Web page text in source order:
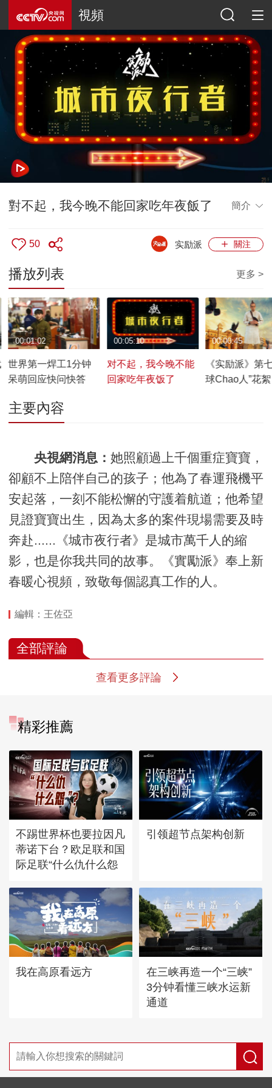
視頻
對不起，我今晚不能回家吃年夜飯了 簡介
50 關注
实励派
播放列表 更多 >
世界第一焊工1分钟
呆萌回应快问快答
00:01:02
对不起，我今晚不能
回家吃年夜饭了
00:05:10
《实励派》第
球Chao人”花
00:00:45
主要內容
央視網消息： 她照顧過上千個重症寶寶，
卻顧不上陪伴自己的孩子；他為了春運飛機平
安起落，一刻不能松懈的守護着航道；他希望
見證寶寶出生，因為太多的案件現場需要及時
奔赴...... 《城市夜行者》是城市萬千人的縮
影，也是你我共同的故事。《實勵派》奉上新
春暖心視頻，致敬每個認真工作的人。
編輯：王佐亞
全部評論
查看更多評論
精彩推薦
不踢世界杯也要拉因凡
蒂诺下台？欧足联和国
际足联“什么仇什么怨
引领超节点架构创新
我在高原看远方
在三峡再造一个“三峡”
3分钟看懂三峡水运新
通道